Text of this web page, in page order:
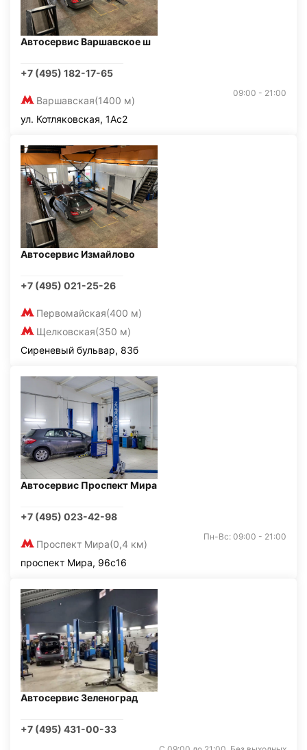
Автосервис Варшавское ш
+7 (495) 182-17-65
Варшавская(1400 м)
09:00 - 21:00
ул. Котляковская, 1Ас2
Автосервис Измайлово
+7 (495) 021-25-26
Первомайская(400 м)
Щелковская(350 м)
Сиреневый бульвар, 83б
Автосервис Проспект Мира
+7 (495) 023-42-98
Проспект Мира(0,4 км)
Пн-Вс: 09:00 - 21:00
проспект Мира, 96с16
Автосервис Зеленоград
+7 (495) 431-00-33